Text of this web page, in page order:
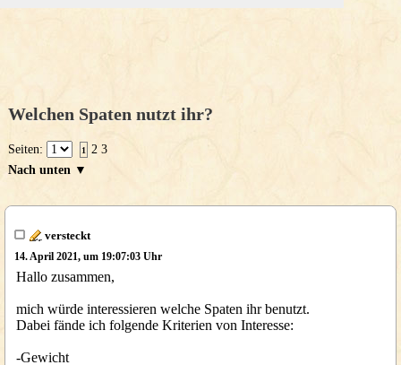
Welchen Spaten nutzt ihr?
Seiten: 1 2 3
Nach unten ▼
versteckt
14. April 2021, um 19:07:03 Uhr
Hallo zusammen,
mich würde interessieren welche Spaten ihr benutzt.
Dabei fände ich folgende Kriterien von Interesse:
-Gewicht